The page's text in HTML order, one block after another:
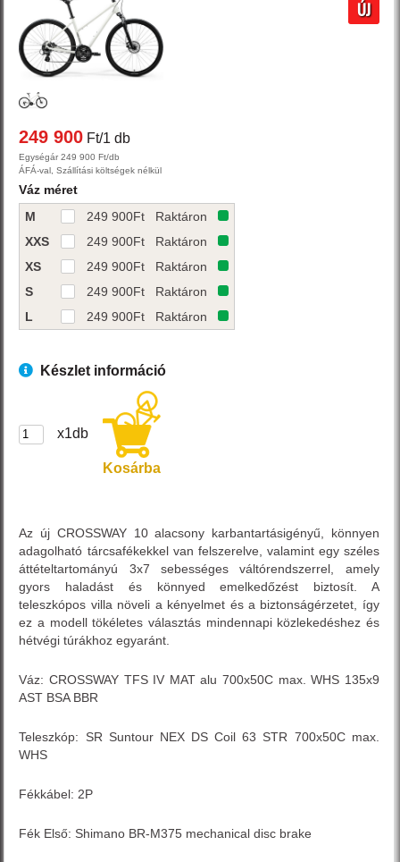
ÚJ
249 900 Ft/1 db
Egységár 249 900 Ft/db
ÁFÁ-val, Szállítási költségek nélkül
Váz méret
M
249 900Ft
Raktáron
XXS
249 900Ft
Raktáron
XS
249 900Ft
Raktáron
S
249 900Ft
Raktáron
L
249 900Ft Raktáron
Készlet információ
x1db
Kosárba
Az új CROSSWAY 10 alacsony karbantartásigényű, könnyen
adagolható tárcsafékekkel van felszerelve, valamint egy széles
áttételtartományú 3x7 sebességes váltórendszerrel, amely
gyors haladást és könnyed emelkedőzést biztosít. A
teleszkópos villa növeli a kényelmet és a biztonságérzetet, így
ez a modell tökéletes választás mindennapi közlekedéshez és
hétvégi túrákhoz egyaránt.
Váz: CROSSWAY TFS IV MAT alu 700x50C max. WHS 135x9
AST BSA BBR
Teleszkóp: SR Suntour NEX DS Coil 63 STR 700x50C max.
WHS
Fékkábel: 2P
Fék Első: Shimano BR-M375 mechanical disc brake